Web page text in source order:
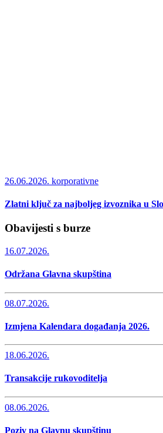
26.06.2026. korporativne
Zlatni ključ za najboljeg izvoznika u
Obavijesti s burze
16.07.2026.
Održana Glavna skupština
08.07.2026.
Izmjena Kalendara događanja 2026.
18.06.2026.
Transakcije rukovoditelja
08.06.2026.
Poziv na Glavnu skupštinu